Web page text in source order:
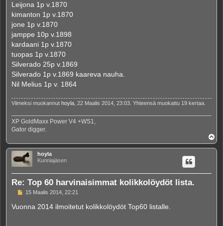
Leijona 1p v.1870
kimanton 1p v.1870
jone 1p v.1870
jamppe 10p v.1898
kardaani 1p v.1870
tuopas 1p v.1870
Silverado 25p v.1869
Silverado 1p v.1869 kaareva nauha.
Nil Melius 1p v. 1864
Viimeksi muokannut hoyla , 22 Maalis 2014, 23:03. Yhteensä muokattu 19 kertaa.
XP GoldMaxx Power V4 +WS1,
Gator digger.
l
ö
hoyla
Kunniajäsen
Re: Top 60 harvinaisimmat kolikkolöydöt lista.
V
e
15 Maalis 2014, 22:21
Vuonna 2014 ilmoitetut kolikkolöydöt Top60 listalle.